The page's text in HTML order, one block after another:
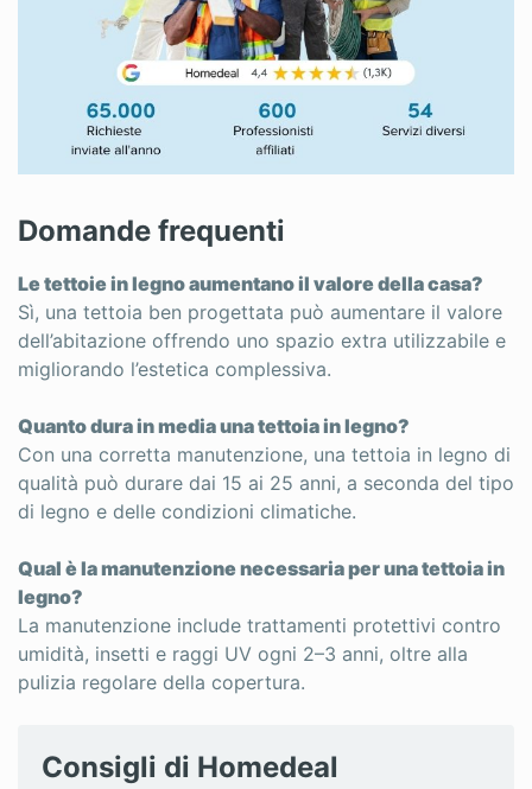
Domande frequenti
Le tettoie in legno aumentano il valore della casa?
Sì, una tettoia ben progettata può aumentare il valore
dell’abitazione offrendo uno spazio extra utilizzabile e
migliorando l’estetica complessiva.
Quanto dura in media una tettoia in legno?
Con una corretta manutenzione, una tettoia in legno di
qualità può durare dai 15 ai 25 anni, a seconda del tipo
di legno e delle condizioni climatiche.
Qual è la manutenzione necessaria per una tettoia in
legno?
La manutenzione include trattamenti protettivi contro
umidità, insetti e raggi UV ogni 2–3 anni, oltre alla
pulizia regolare della copertura.
Consigli di Homedeal